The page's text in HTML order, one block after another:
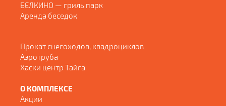
БЕЛКИНО — гриль парк
Аренда беседок
Прокат снегоходов, квадроциклов
Аэротруба
Хаски центр Тайга
О КОМПЛЕКСЕ
Акции